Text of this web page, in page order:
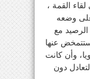
القمة ،
على وضعه
مع
ستتمخض عنها
وأن كانت
دون